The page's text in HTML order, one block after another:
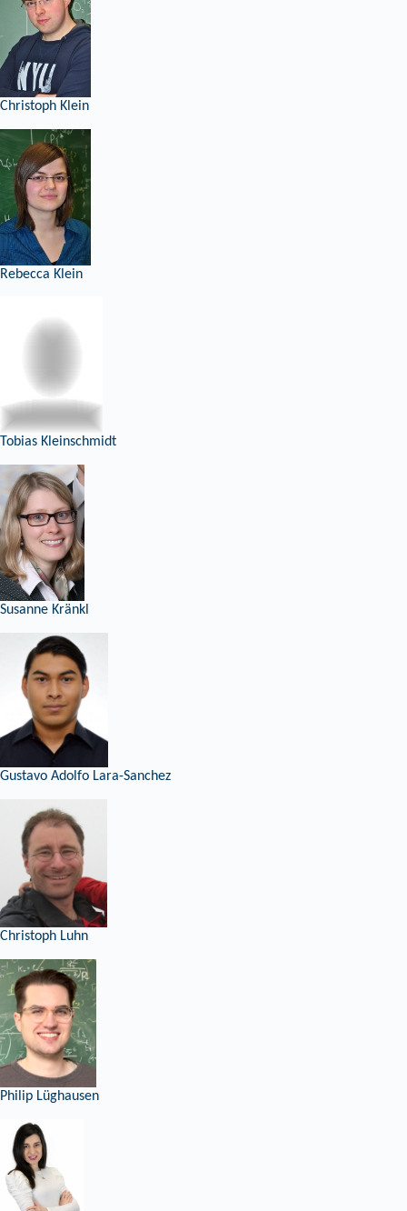
Christoph Klein
Rebecca Klein
Tobias Kleinschmidt
Susanne Kränkl
Gustavo Adolfo Lara-Sanchez
Christoph Luhn
Philip Lüghausen